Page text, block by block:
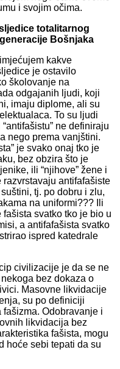
i svojim očima.
totalitarnog
Bošnjaka
kakve
je ostavilo
školovanje na
odgajanih ljudi, koji
imaju diplome, ali su
To su ljudi
“antifašistu” ne definiraju
nego prema vanjštini.
je svako onaj tko je
bez obzira što je
ili “njihove” žene i
razvrstavaju antifafašiste
tj. po dobru i zlu,
na uniformi??? Ili
fašista svatko tko je bio u
a antifafašista svatko
ispred katedrale
civilizacije je da se ne
bez dokaza o
Masovne likvidacije
su po definiciji
fašizma. Odobravanje i
likvidacija bez
fašista, mogu
hoće sebi tepati da su